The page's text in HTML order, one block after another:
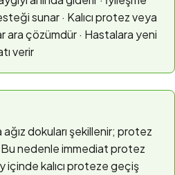
sunar · Kalıcı protez veya
ara çözümdür · Hastalara yeni
verir
dokuları şekillenir; protez
Bu nedenle immediat protez
içinde kalıcı proteze geçiş